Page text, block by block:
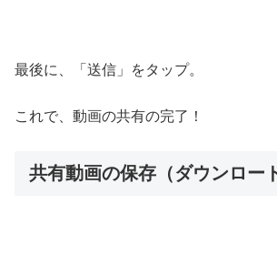
最後に、「送信」をタップ。
これで、動画の共有の完了！
共有動画の保存（ダウンロー